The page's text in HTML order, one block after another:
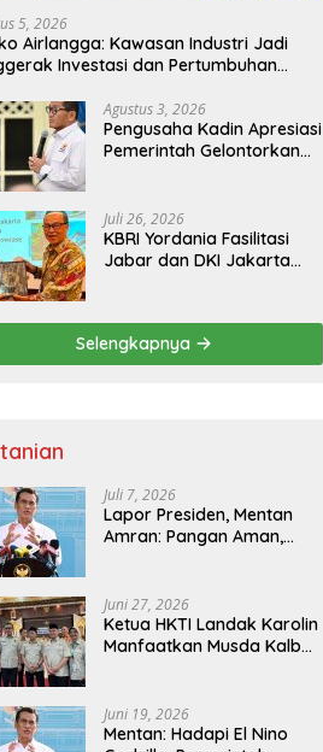
Sekolah di Bahodopi
5, 2026
Airlangga: Kawasan Industri Jadi
Investasi dan Pertumbuhan
Agustus 3, 2026
Pengusaha Kadin Apresiasi
Pemerintah Gelontorkan
Juli 26, 2026
KBRI Yordania Fasilitasi
Jabar dan DKI Jakarta
Internasional
Selengkapnya
Juli 7, 2026
Lapor Presiden, Mentan
Amran: Pangan Aman,
Juni 27, 2026
Ketua HKTI Landak Karolin
Manfaatkan Musda Kalbar
Juni 19, 2026
Mentan: Hadapi El Nino